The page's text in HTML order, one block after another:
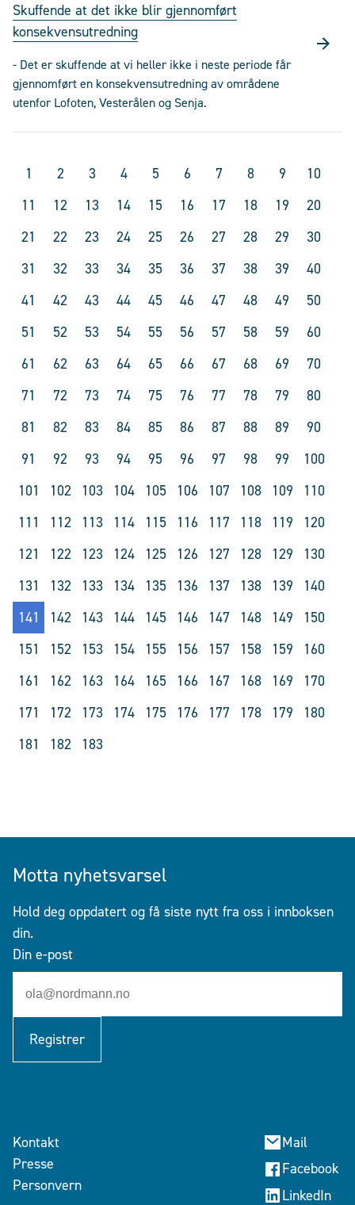
Skuffende at det ikke blir gjennomført
konsekvensutredning
- Det er skuffende at vi heller ikke i neste periode får
gjennomført en konsekvensutredning av områdene
utenfor Lofoten, Vesterålen og Senja.
1 2 3 4 5 6 7 8 9
10
11
12 13 14 15 16 17 18 19
20
21
22 23 24 25 26 27 28 29
30
31
32 33 34 35 36 37 38 39
40
41
42 43 44 45 46 47 48 49
50
51
52 53 54 55 56 57 58 59
60
61
62 63 64 65 66 67 68 69
70
71
72 73 74 75 76 77 78 79
80
81
82 83 84 85 86 87 88 89
90
91
92 93 94 95 96 97 98 99
100
101
102 103 104 105 106 107 108 109
110
111
112 113 114 115 116 117 118 119
120
121
122 123 124 125 126 127 128 129
130
131
132 133 134 135 136 137 138 139
140
141
142 143 144 145 146 147 148 149
150
151
152 153 154 155 156 157 158 159
160
161
162 163 164 165 166 167 168 169
170
171
172 173 174 175 176 177 178 179
180
181
182 183
Motta nyhetsvarsel
Hold deg oppdatert og få siste nytt fra oss i innboksen
din.
Din e-post
Registrer
Kontakt
Presse
Personvern
Mail
Facebook
LinkedIn